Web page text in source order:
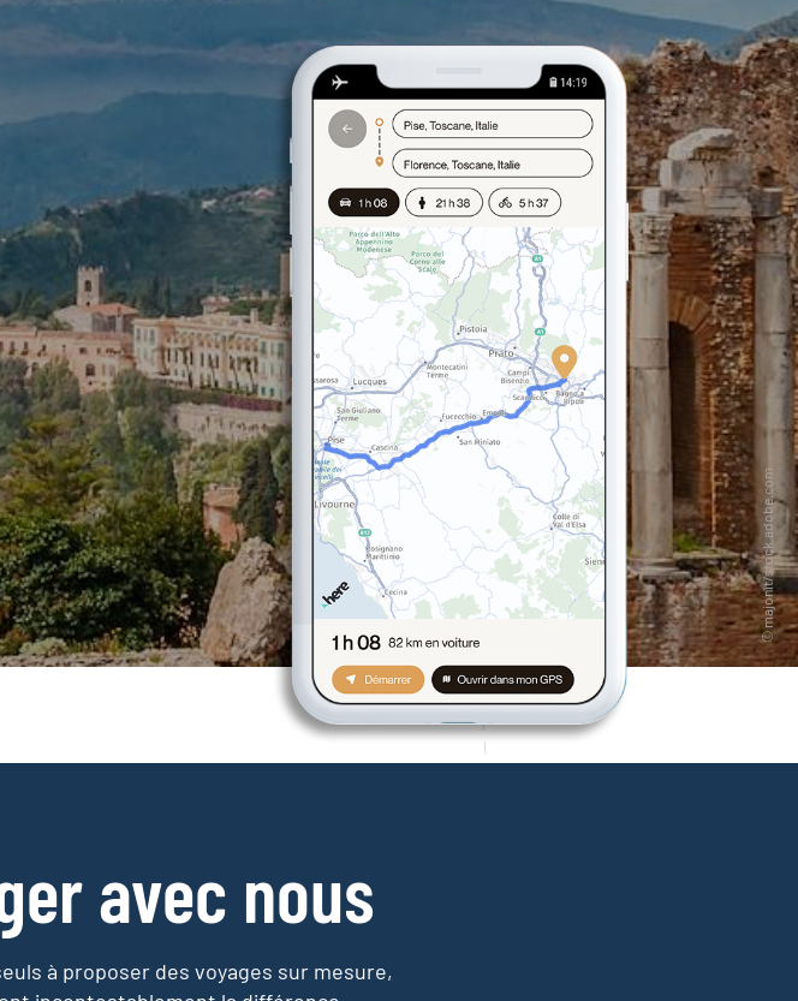
avec nous
à proposer des voyages sur mesure,